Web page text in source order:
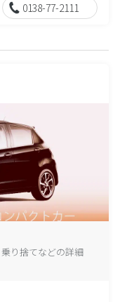
0138-77-2111
り捨てなどの詳細